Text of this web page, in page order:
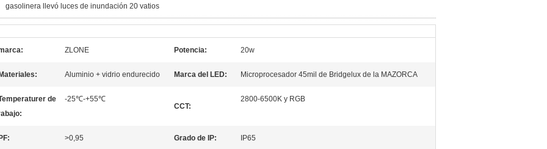
gasolinera llevó luces de inundación 20 vatios
ZLONE Potencia: 20w
Materiales: Aluminio + vidrio endurecido Marca del LED: Microprocesador 45mil de Bridgelux de la MAZORCA
de
-25℃-+55℃
CCT:
2800-6500K y RGB
PF: >0,95 Grado de IP: IP65